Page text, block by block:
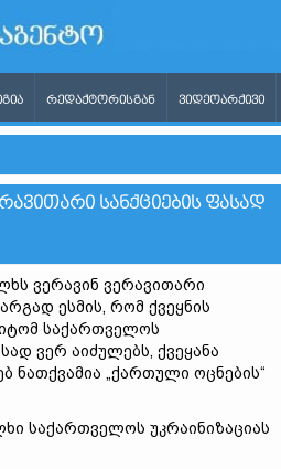
ᲠᲔᲓᲐᲥᲢᲝᲠᲘᲡᲒᲐᲜ ᲕᲘᲓᲔᲝᲐᲠᲥᲘᲕᲘ
ᲡᲐᲜᲥᲪᲘᲔᲑᲘᲡ ᲤᲐᲡᲐᲓ
ვერავინ ვერავითარი
ესმის, რომ ქვეყნის
საქართველოს
ვერ აიძულებს, ქვეყანა
ნათქვამია „ქართული ოცნების“
საქართველოს უკრაინიზაციას